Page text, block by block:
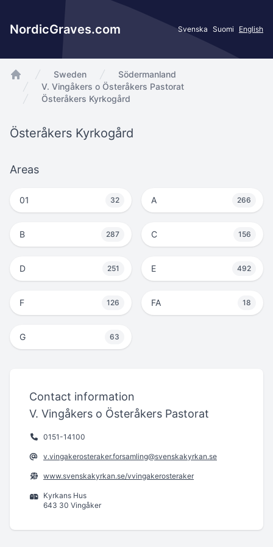
NordicGraves.com Svenska Suomi English
app.Start
Sweden
Södermanland
V. Vingåkers o Österåkers Pastorat
Österåkers Kyrkogård
Österåkers Kyrkogård
Areas
01 32 A 266
B 287 C 156
D 251 E 492
F 126 FA 18
G 63
Contact information
V. Vingåkers o Österåkers Pastorat
0151-14100
v.vingakerosteraker.forsamling@svenskakyrkan.se
www.svenskakyrkan.se/vvingakerosteraker
Kyrkans Hus
643 30 Vingåker